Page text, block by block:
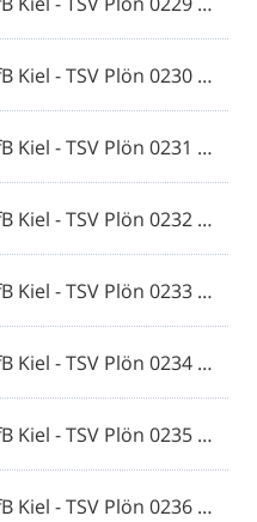
20230901 VfB Kiel - TSV Plön 0230 © 2023 Ismail Yesilyurt.jpg
20230901 VfB Kiel - TSV Plön 0231 © 2023 Ismail Yesilyurt.jpg
20230901 VfB Kiel - TSV Plön 0232 © 2023 Ismail Yesilyurt.jpg
20230901 VfB Kiel - TSV Plön 0233 © 2023 Ismail Yesilyurt.jpg
20230901 VfB Kiel - TSV Plön 0234 © 2023 Ismail Yesilyurt.jpg
20230901 VfB Kiel - TSV Plön 0235 © 2023 Ismail Yesilyurt.jpg
20230901 VfB Kiel - TSV Plön 0236 © 2023 Ismail Yesilyurt.jpg